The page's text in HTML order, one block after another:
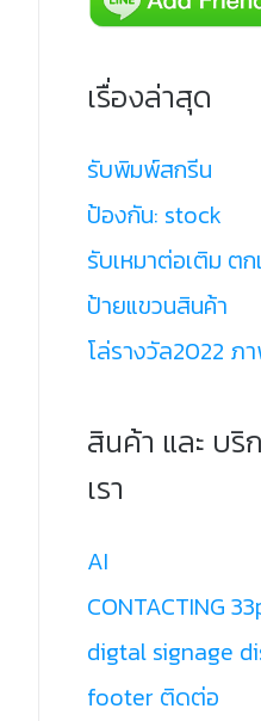
เรื่องล่าสุด
รับพิมพ์สกรีน
ป้องกัน: stock
รับเหมาต่อเติม ต
ป้ายแขวนสินค้า
โล่รางวัล2022 ภ
สินค้า และ บริ
เรา
AI
CONTACTING
digtal signage
footer ติดต่อ